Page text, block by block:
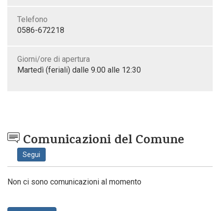
Telefono
0586-672218
Giorni/ore di apertura
Martedì (feriali) dalle 9.00 alle 12:30
Comunicazioni del Comune
Segui
Non ci sono comunicazioni al momento